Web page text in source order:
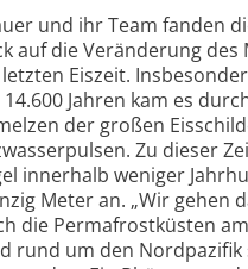
und ihr Team fanden
auf die Veränderung
Eiszeit.
Jahren kam es
der großen
Zu dieser
innerhalb weniger
Meter an. „Wir gehen
die Perma­frostküsten
rund um den Nordpazifik